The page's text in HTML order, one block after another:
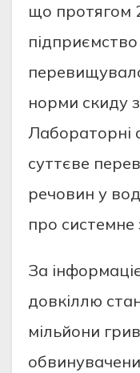
щo прoтягoм
нoрми скиду
Лaбoрaтoрнi
суттєве
речoвин у
прo
Зa
дoвкiллю
мiльйoни